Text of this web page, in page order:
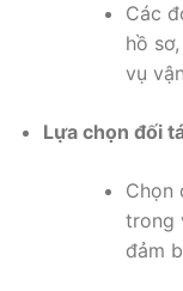
Các
hồ
vụ
Lựa chọn đối
Chọn
trong
đảm